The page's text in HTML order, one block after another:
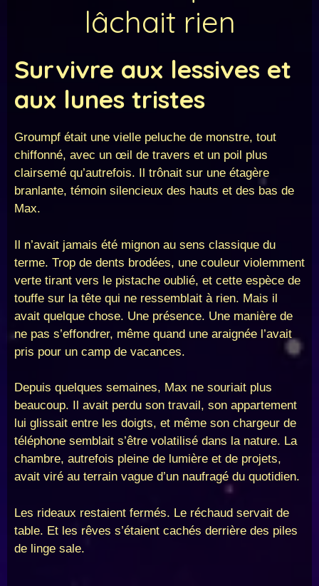
lâchait rien
Survivre aux lessives et
aux lunes tristes
Groumpf était une vielle peluche de monstre, tout
chiffonné, avec un œil de travers et un poil plus
clairsemé qu’autrefois. Il trônait sur une étagère
branlante, témoin silencieux des hauts et des bas de
Max.
Il n’avait jamais été mignon au sens classique du
terme. Trop de dents brodées, une couleur violemment
verte tirant vers le pistache oublié, et cette espèce de
touffe sur la tête qui ne ressemblait à rien. Mais il
avait quelque chose. Une présence. Une manière de
ne pas s’effondrer, même quand une araignée l’avait
pris pour un camp de vacances.
Depuis quelques semaines, Max ne souriait plus
beaucoup. Il avait perdu son travail, son appartement
lui glissait entre les doigts, et même son chargeur de
téléphone semblait s’être volatilisé dans la nature. La
chambre, autrefois pleine de lumière et de projets,
avait viré au terrain vague d’un naufragé du quotidien.
Les rideaux restaient fermés. Le réchaud servait de
table. Et les rêves s’étaient cachés derrière des piles
de linge sale.